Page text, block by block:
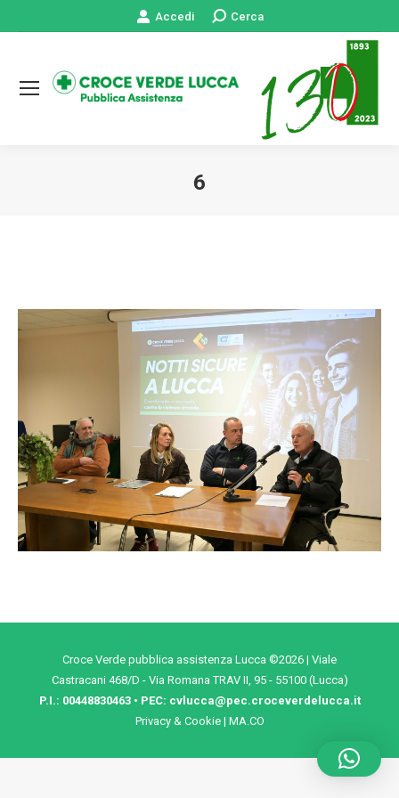
Accedi Cerca:Cerca
6
Croce Verde pubblica assistenza Lucca ©2026 | Viale
Castracani 468/D - Via Romana TRAV II, 95 - 55100 (Lucca)
P.I.: 00448830463 • PEC: cvlucca@pec.croceverdelucca.it
Privacy & Cookie| MA.CO